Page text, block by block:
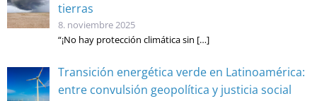
tierras
8. noviembre 2025
“¡No hay protección climática sin […]
Transición energética verde en Latinoamérica:
entre convulsión geopolítica y justicia social